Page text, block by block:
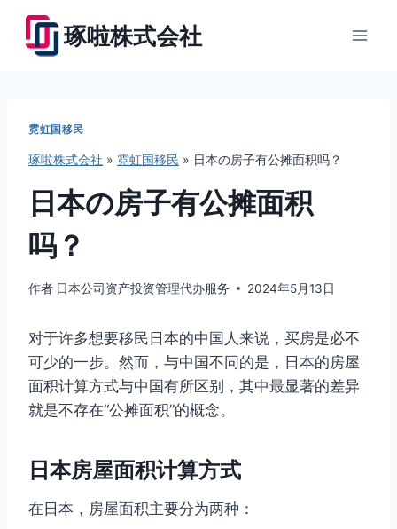
琢啦株式会社
霓虹国移民
琢啦株式会社 » 霓虹国移民 » 日本の房子有公摊面积吗？
日本の房子有公摊面积
吗？
作者 日本公司资产投资管理代办服务 2024年5月13日
对于许多想要移民日本的中国人来说，买房是必不
可少的一步。然而，与中国不同的是，日本的房屋
面积计算方式与中国有所区别，其中最显著的差异
就是不存在“公摊面积”的概念。
日本房屋面积计算方式
在日本，房屋面积主要分为两种：